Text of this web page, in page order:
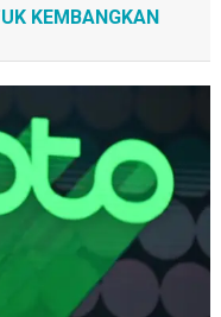
KEMBANGKAN